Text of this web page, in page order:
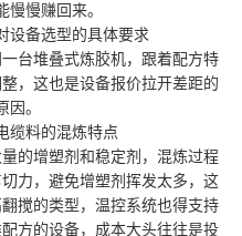
慢慢赚回来。
设备选型的具体要求
台堆叠式炼胶机，跟着配方特
，这也是设备报价拉开差距的
因。
缆料的混炼特点
的增塑剂和稳定剂，混炼过程
力，避免增塑剂挥发太多，这
搅的类型，温控系统也得支持
方的设备，成本大头往往是投